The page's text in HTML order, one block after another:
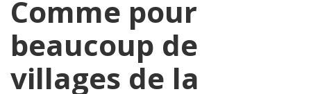
Comme pour
beaucoup de
villages de la